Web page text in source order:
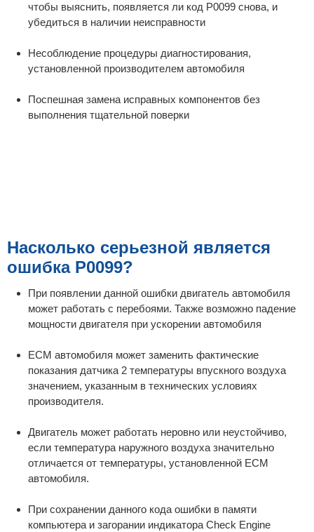
чтобы выяснить, появляется ли код P0099 снова, и
убедиться в наличии неисправности
Несоблюдение процедуры диагностирования,
установленной производителем автомобиля
Поспешная замена исправных компонентов без
выполнения тщательной поверки
Насколько серьезной является
ошибка P0099?
При появлении данной ошибки двигатель автомобиля
может работать с перебоями. Также возможно падение
мощности двигателя при ускорении автомобиля
ECM автомобиля может заменить фактические
показания датчика 2 температуры впускного воздуха
значением, указанным в технических условиях
производителя.
Двигатель может работать неровно или неустойчиво,
если температура наружного воздуха значительно
отличается от температуры, установленной ECM
автомобиля.
При сохранении данного кода ошибки в памяти
компьютера и загорании индикатора Check Engine